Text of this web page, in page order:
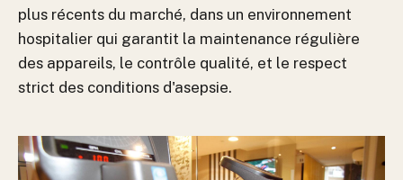
plus récents du marché, dans un environnement
hospitalier qui garantit la maintenance régulière
des appareils, le contrôle qualité, et le respect
strict des conditions d'asepsie.